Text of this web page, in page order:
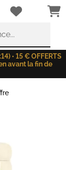
• 15 € OFFERTS
avant la fin de